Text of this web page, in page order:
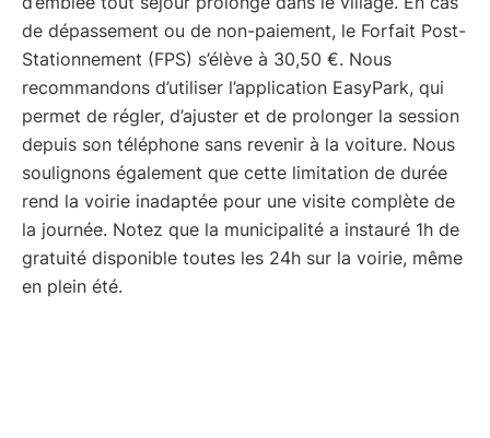
de dépassement ou de non-paiement, le Forfait Post-
Stationnement (FPS) s’élève à 30,50 €. Nous
recommandons d’utiliser l’application EasyPark, qui
permet de régler, d’ajuster et de prolonger la session
depuis son téléphone sans revenir à la voiture. Nous
soulignons également que cette limitation de durée
rend la voirie inadaptée pour une visite complète de
la journée. Notez que la municipalité a instauré 1h de
gratuité disponible toutes les 24h sur la voirie, même
en plein été.